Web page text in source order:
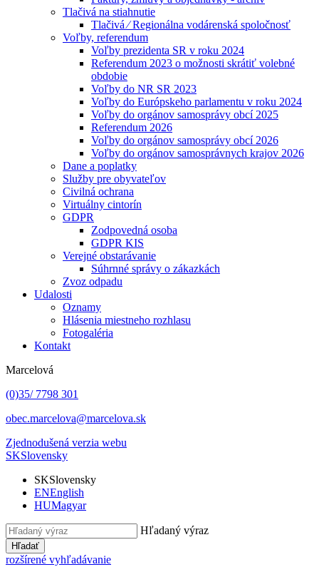
Tlačivá na stiahnutie
Tlačivá ⁄ Regionálna vodárenská spoločnosť
Voľby, referendum
Voľby prezidenta SR v roku 2024
Referendum 2023 o možnosti skrátiť volebné
obdobie
Voľby do NR SR 2023
Voľby do Európskeho parlamentu v roku 2024
Voľby do orgánov samosprávy obcí 2025
Referendum 2026
Voľby do orgánov samosprávy obcí 2026
Voľby do orgánov samosprávnych krajov 2026
Dane a poplatky
Služby pre obyvateľov
Civilná ochrana
Virtuálny cintorín
GDPR
Zodpovedná osoba
GDPR KIS
Verejné obstarávanie
Súhrnné správy o zákazkách
Zvoz odpadu
Udalosti
Oznamy
Hlásenia miestneho rozhlasu
Fotogaléria
Kontakt
Marcelová
(0)35/ 7798 301
obec.marcelova@marcelova.sk
Zjednodušená verzia webu
SKSlovensky
SKSlovensky
ENEnglish
HUMagyar
Hľadaný výraz
Hľadať
rozšírené vyhľadávanie